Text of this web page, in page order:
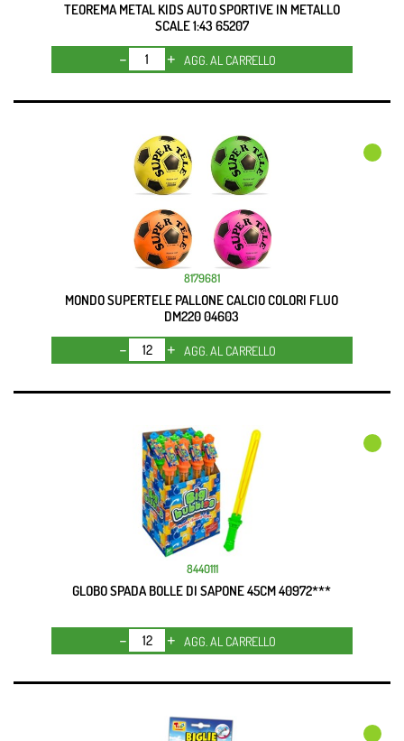
TEOREMA METAL KIDS AUTO SPORTIVE IN METALLO
SCALE 1:43 65207
Quantità
AGG. AL CARRELLO
8179681
MONDO SUPERTELE PALLONE CALCIO COLORI FLUO
DM220 04603
Quantità
AGG. AL CARRELLO
8440111
GLOBO SPADA BOLLE DI SAPONE 45CM 40972***
Quantità
AGG. AL CARRELLO